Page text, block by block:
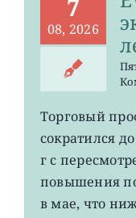
7
08, 2026
Торговый
сократился
г с
повышения
в мае, что